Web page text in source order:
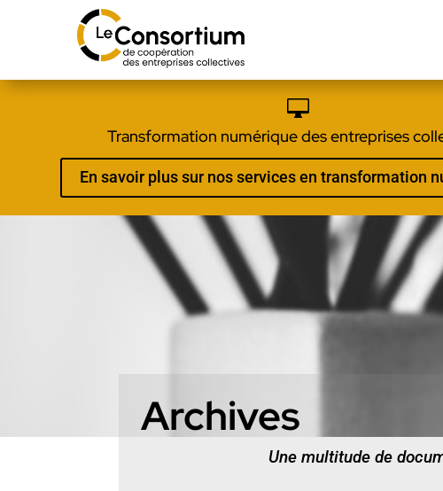

Transformation numérique des entreprises
En savoir plus sur nos services en transformation
Archives
Une multitude de